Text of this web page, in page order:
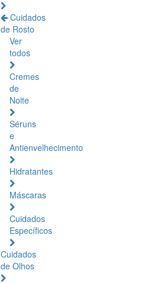
Cuidados
de Rosto
Ver
todos
Cremes
de
Noite
Séruns
e
Antienvelhecimento
Hidratantes
Máscaras
Cuidados
Específicos
Cuidados
de Olhos